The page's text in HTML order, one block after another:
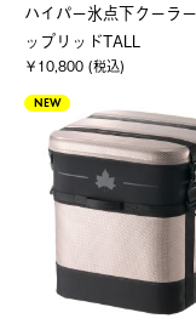
ハイパー氷点下クーラ
ップリッドTALL
￥10,800 (税込)
NEW